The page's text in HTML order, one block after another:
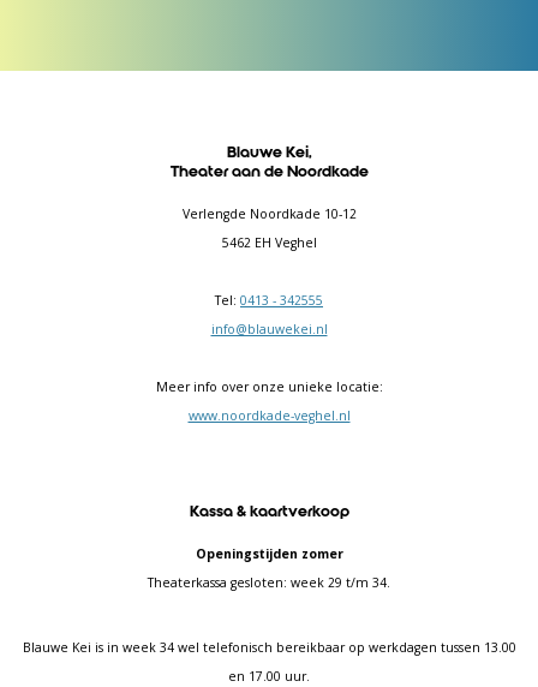
Blauwe Kei,
Theater aan de Noordkade
Verlengde Noordkade 10-12
5462 EH Veghel
Tel: 0413 - 342555
info@blauwekei.nl
Meer info over onze unieke locatie:
www.noordkade-veghel.nl
Kassa & kaartverkoop
Openingstijden zomer
Theaterkassa gesloten: week 29 t/m 34.
Blauwe Kei is in week 34 wel telefonisch bereikbaar op werkdagen tussen 13.00
en 17.00 uur.